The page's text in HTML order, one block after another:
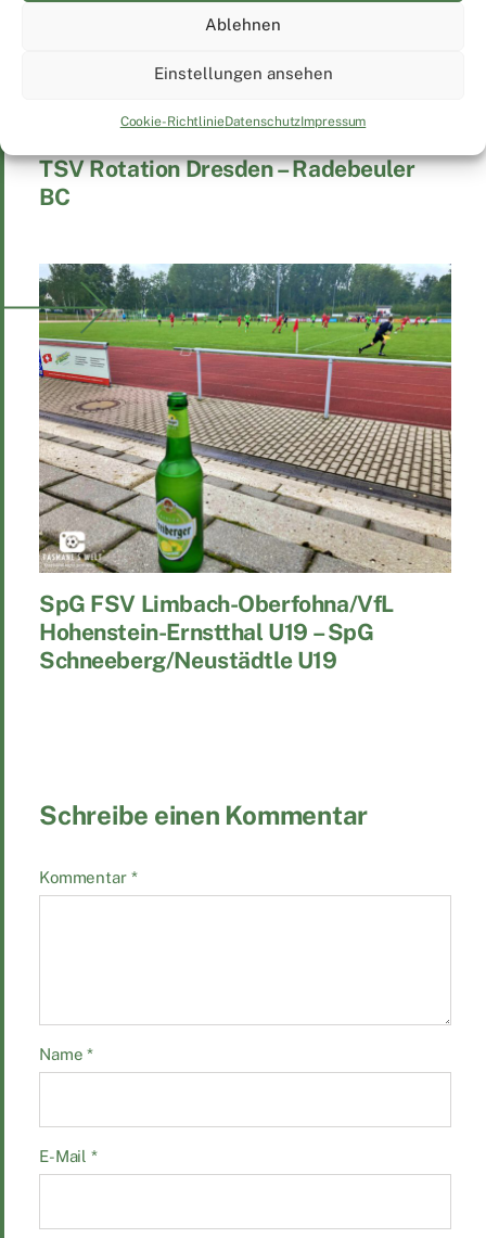
Ablehnen
Einstellungen ansehen
Cookie-RichtlinieDatenschutzImpressum
TSV Rotation Dresden – Radebeuler
BC
SpG FSV Limbach-Oberfohna/VfL
Hohenstein-Ernstthal U19 – SpG
Schneeberg/Neustädtle U19
Schreibe einen Kommentar
Kommentar *
Name*
E-Mail *